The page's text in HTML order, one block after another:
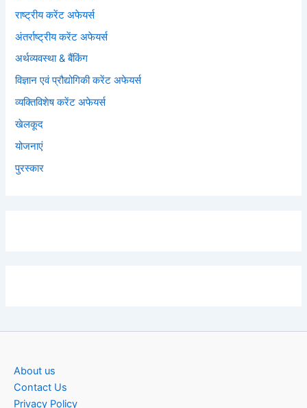
राष्ट्रीय करेंट अफेयर्स
अंतर्राष्ट्रीय करेंट अफेयर्स
अर्थव्यवस्था & बैंकिंग
विज्ञान एवं प्रौद्योगिकी करेंट अफेयर्स
व्यक्तिविशेष करेंट अफेयर्स
खेलकूद
योजनाएं
पुरस्कार
About us
Contact Us
Privacy Policy